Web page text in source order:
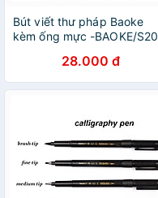
Bút viết thư pháp Baoke
kèm ống mực -BAOKE/S20
28.000 đ